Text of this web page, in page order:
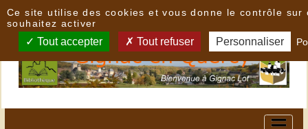
Ce site utilise des cookies et vous donne le contrôle sur
souhaitez activer
Tout accepter Tout refuser Personnaliser